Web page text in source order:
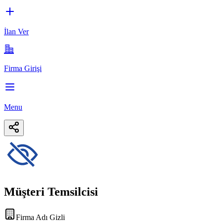
İlan Ver
Firma Girişi
Menu
Müşteri Temsilcisi
Firma Adı Gizli